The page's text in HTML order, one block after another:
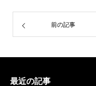
前の記事
最近の記事